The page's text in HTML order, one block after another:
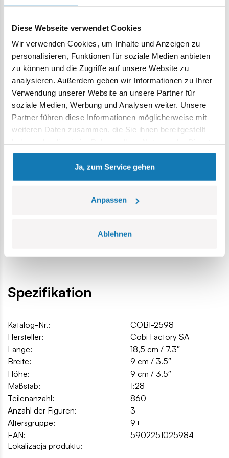
Diese Webseite verwendet Cookies
Wir verwenden Cookies, um Inhalte und Anzeigen zu
personalisieren, Funktionen für soziale Medien anbieten
zu können und die Zugriffe auf unsere Website zu
analysieren. Außerdem geben wir Informationen zu Ihrer
Verwendung unserer Website an unsere Partner für
soziale Medien, Werbung und Analysen weiter. Unsere
Partner führen diese Informationen möglicherweise mit
weiteren Daten zusammen, die Sie ihnen bereitgestellt
gesammelt haben.
Ja, zum Service gehen
Anpassen
Ablehnen
ändern, was es vor feindlichen Gegenangriffen schützte.
jedoch Anerkennung für ihre Wirksamkeit und
Zuverlässigkeit im Einsatz als mobile Artillerie.
860 hochwertige Elemente,
hergestellt in der EU von einem Unternehmen mit über
35-jähriger Tradition,
die Sicherheitsstandards für Kinderprodukte erfüllen,
voll kompatibel mit Klemm-Bausteinen anderer Marken,
Es wurden nur permanente Drucke verwendet, es
Zeichnungen und Symbolen,
Modellabmessungen (Länge x Breite x Höhe): 18 cm (7,3
Spezifikation
Katalog-Nr.:
COBI-2598
Hersteller:
Cobi Factory SA
Länge:
18,5 cm / 7.3″
Breite:
9 cm / 3.5″
Höhe:
9 cm / 3.5″
Maßstab:
1:28
Teilenanzahl:
860
Anzahl der Figuren:
3
Altersgruppe:
9+
EAN:
5902251025984
Lokalizacja produktu: